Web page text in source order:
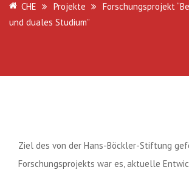
CHE Projekte
Forschungsprojekt
und duales Studium”
Ziel des von der Hans-Böckler-Stiftung
Forschungsprojekts war es, aktuelle